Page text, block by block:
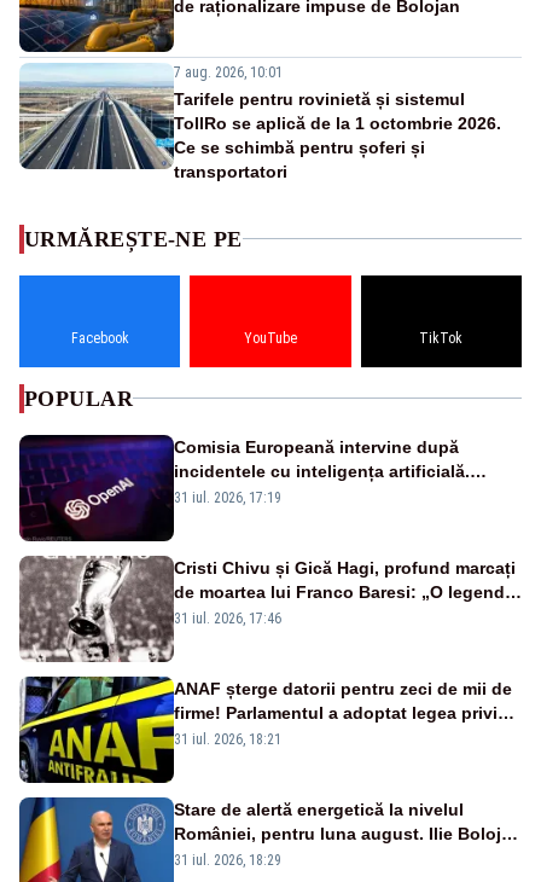
de raționalizare impuse de Bolojan
7 aug. 2026, 10:01
Tarifele pentru rovinietă și sistemul
TollRo se aplică de la 1 octombrie 2026.
Ce se schimbă pentru șoferi și
transportatori
URMĂREȘTE-NE PE
Facebook YouTube TikTok
POPULAR
Comisia Europeană intervine după
incidentele cu inteligența artificială.
OpenAI și Anthropic, vizate
31 iul. 2026, 17:19
Cristi Chivu și Gică Hagi, profund marcați
de moartea lui Franco Baresi: „O legendă
a fotbalului mondial”
31 iul. 2026, 17:46
ANAF șterge datorii pentru zeci de mii de
firme! Parlamentul a adoptat legea privind
amnistia fiscală
31 iul. 2026, 18:21
Stare de alertă energetică la nivelul
României, pentru luna august. Ilie Bolojan
a anunțat importuri și posibile restricții –
31 iul. 2026, 18:29